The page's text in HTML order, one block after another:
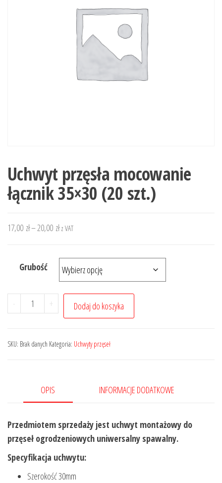
Uchwyt przęsła mocowanie
łącznik 35×30 (20 szt.)
17,00 zł–20,00 złZakres
17,00 zł
do
20,00 zł
z VAT
Grubość
-
ilość
Uchwyt
mocowanie
+ Dodaj do koszyka
SKU: Brak danych Kategoria: Uchwyty przęseł
OPIS INFORMACJE DODATKOWE
Przedmiotem sprzedaży jest uchwyt montażowy do
przęseł ogrodzeniowych uniwersalny spawalny.
Specyfikacja uchwytu:
Szerokość 30mm